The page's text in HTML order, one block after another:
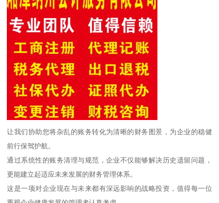
让我们协助您将杂乱的账务转化为清晰的财务图景，为企业的稳健
前行保驾护航。
通过系统性的账务清理与规范，企业不仅能够解决历史遗留问题，
更能建立起适应未来发展的财务管理体系。
这是一项对企业现在与未来都有深远影响的战略投资，值得每一位